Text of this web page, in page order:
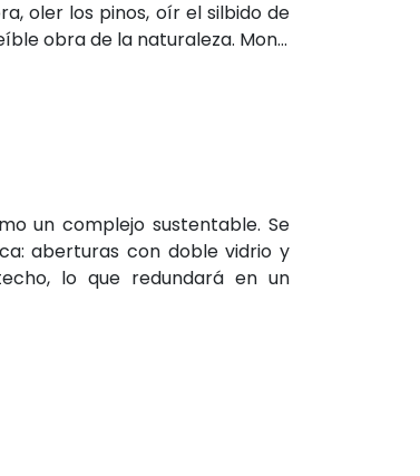
oler los pinos, oír el silbido de
obra de la naturaleza. Mon...
un complejo sustentable. Se
aberturas con doble vidrio y
lo que redundará en un